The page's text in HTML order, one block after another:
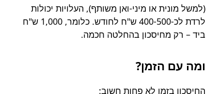
(למשל מונית או מיני-ואן משותף), העלויות יכולות
לרדת לכ-400-500 ש"ח לחודש. כלומר, 1,000 ש"ח
ביד – רק מחיסכון בהחלטה חכמה.
ומה עם הזמן?
החיסכון בזמן לא פחות חשוב: